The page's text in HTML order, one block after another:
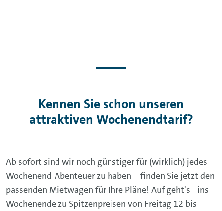
Kennen Sie schon unseren
attraktiven Wochenendtarif?
Ab sofort sind wir noch günstiger für (wirklich) jedes
Wochenend-Abenteuer zu haben – finden Sie jetzt den
passenden Mietwagen für Ihre Pläne! Auf geht's - ins
Wochenende zu Spitzenpreisen von Freitag 12 bis